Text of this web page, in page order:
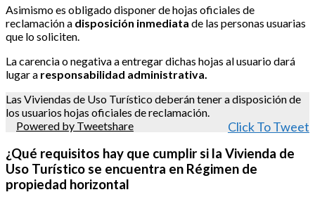
Asimismo es obligado disponer de hojas oficiales de
reclamación a disposición inmediata de las personas usuarias
que lo soliciten.
La carencia o negativa a entregar dichas hojas al usuario dará
lugar a responsabilidad administrativa.
Las Viviendas de Uso Turístico deberán tener a disposición de
los usuarios hojas oficiales de reclamación.
Powered by Tweetshare
Click To Tweet
¿Qué requisitos hay que cumplir si la Vivienda de
Uso Turístico se encuentra en Régimen de
propiedad horizontal